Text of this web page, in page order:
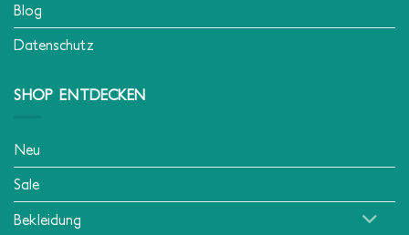
Blog
Datenschutz
SHOP ENTDECKEN
Neu
Sale
Bekleidung